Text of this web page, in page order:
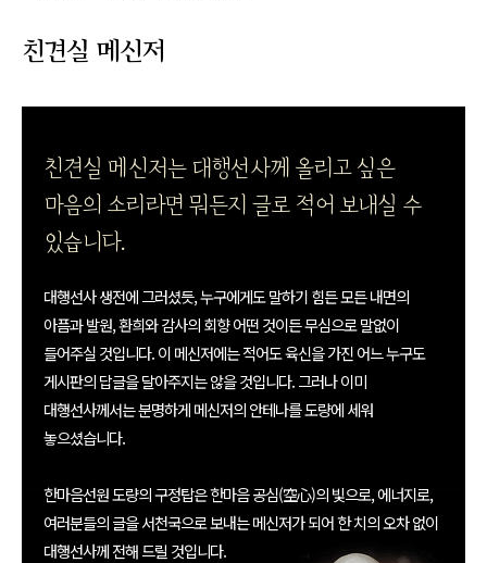
친견실 메신저
친견실 메신저는 대행선사께 올리고 싶은
마음의 소리라면 뭐든지 글로 적어 보내실 수
있습니다.
대행선사 생전에 그러셨듯, 누구에게도 말하기 힘든 모든 내면의
아픔과 발원, 환희와 감사의 회향 어떤 것이든 무심으로 말없이
들어주실 것입니다. 이 메신저에는 적어도 육신을 가진 어느 누구도
게시판의 답글을 달아주지는 않을 것입니다. 그러나 이미
대행선사께서는 분명하게 메신저의 안테나를 도량에 세워
놓으셨습니다.
한마음선원 도량의 구정탑은 한마음 공심(空心)의 빛으로, 에너지로,
여러분들의 글을 서천국으로 보내는 메신저가 되어 한 치의 오차 없이
대행선사께 전해 드릴 것입니다.